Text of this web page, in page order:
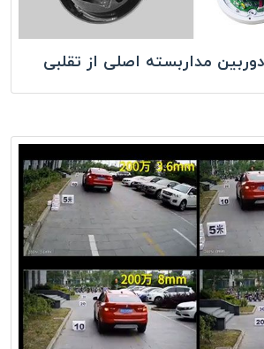
مداربسته اصلی از تقلبی